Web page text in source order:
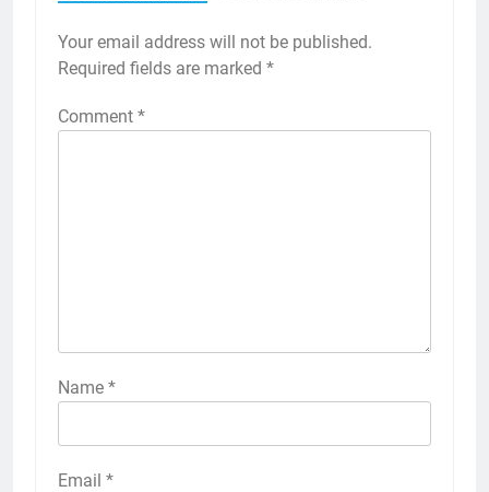
Your email address will not be published.
Required fields are marked *
Comment *
Name *
Email *